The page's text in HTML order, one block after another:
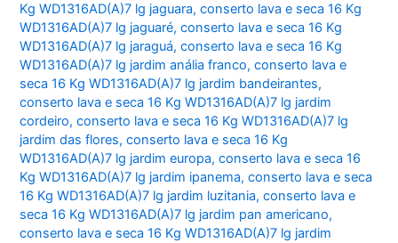
Kg WD1316AD(A)7 lg jaguara,conserto lava e seca 16 Kg
WD1316AD(A)7 lg jaguaré,conserto lava e seca 16 Kg
WD1316AD(A)7 lg jaraguá,conserto lava e seca 16 Kg
WD1316AD(A)7 lg jardim anália franco,conserto lava e
seca 16 Kg WD1316AD(A)7 lg jardim bandeirantes,
conserto lava e seca 16 Kg WD1316AD(A)7 lg jardim
cordeiro,conserto lava e seca 16 Kg WD1316AD(A)7 lg
jardim das flores,conserto lava e seca 16 Kg
WD1316AD(A)7 lg jardim europa,conserto lava e seca 16
Kg WD1316AD(A)7 lg jardim ipanema,conserto lava e seca
16 Kg WD1316AD(A)7 lg jardim luzitania,conserto lava e
seca 16 Kg WD1316AD(A)7 lg jardim pan americano,
conserto lava e seca 16 Kg WD1316AD(A)7 lg jardim